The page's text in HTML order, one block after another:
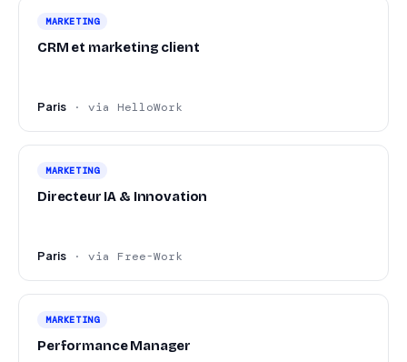
MARKETING
CRM et marketing client
Paris · via HelloWork
MARKETING
Directeur IA & Innovation
Paris · via Free-Work
MARKETING
Performance Manager